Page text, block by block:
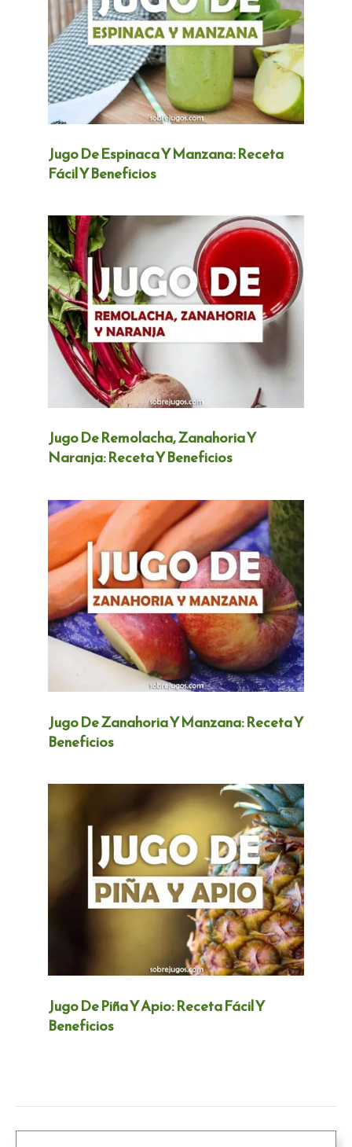
Jugo De Espinaca Y Manzana: Receta
Fácil Y Beneficios
Jugo De Remolacha, Zanahoria Y
Naranja: Receta Y Beneficios
Jugo De Zanahoria Y Manzana: Receta Y
Beneficios
Jugo De Piña Y Apio: Receta Fácil Y
Beneficios